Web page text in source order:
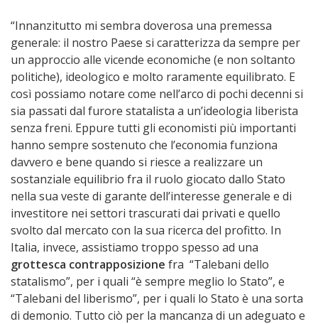
“Innanzitutto mi sembra doverosa una premessa
generale: il nostro Paese si caratterizza da sempre per
un approccio alle vicende economiche (e non soltanto
politiche), ideologico e molto raramente equilibrato. E
così possiamo notare come nell’arco di pochi decenni si
sia passati dal furore statalista a un’ideologia liberista
senza freni. Eppure tutti gli economisti più importanti
hanno sempre sostenuto che l’economia funziona
davvero e bene quando si riesce a realizzare un
sostanziale equilibrio fra il ruolo giocato dallo Stato
nella sua veste di garante dell’interesse generale e di
investitore nei settori trascurati dai privati e quello
svolto dal mercato con la sua ricerca del profitto. In
Italia, invece, assistiamo troppo spesso ad una
grottesca contrapposizione fra “Talebani dello
statalismo”, per i quali “è sempre meglio lo Stato”, e
“Talebani del liberismo”, per i quali lo Stato è una sorta
di demonio. Tutto ciò per la mancanza di un adeguato e